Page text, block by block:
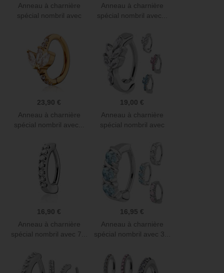
Anneau à charnière
spécial nombril avec
Anneau à charnière
spécial nombril avec...
23,90 €
Anneau à charnière
spécial nombril avec...
19,00 €
Anneau à charnière
spécial nombril avec
16,90 €
Anneau à charnière
spécial nombril avec 7...
16,95 €
Anneau à charnière
spécial nombril avec 3...